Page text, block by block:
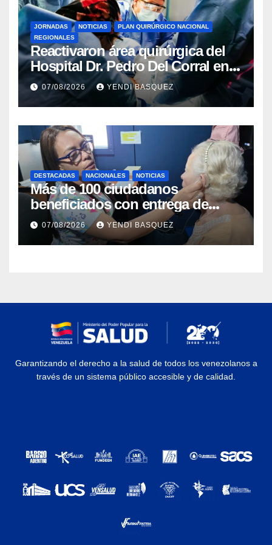
JORNADAS NOTICIAS
PLAN QUIRÚRGICO NACIONAL
REGIONALES
Reactivaron área quirúrgica del
Hospital Dr. Pedro Del Corral en
Guárico
07/08/2026 YENDI BASQUEZ
DESTACADAS NACIONALES NOTICIAS
Más de 100 ciudadanos
beneficiados con entrega de
prótesis auditivas en el Centro de
Rehabilitación J.J. Arvelo
07/08/2026 YENDI BASQUEZ
Garantizando el derecho a la salud de todos los venezolanos a
través de un sistema público accesible y de calidad.